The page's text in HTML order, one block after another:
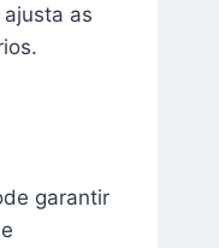
as
garantir